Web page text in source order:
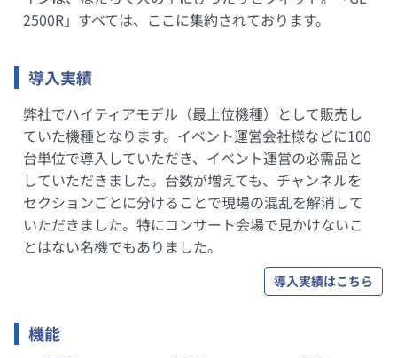
2500R」すべては、ここに集約されております。
導入実績
弊社でハイティアモデル（最上位機種）として販売し
ていた機種となります。イベント運営会社様などに100
台単位で導入していただき、イベント運営の必需品と
していただきました。台数が増えても、チャンネルを
セクションごとに分けることで現場の混乱を解消して
いただきました。特にコンサート会場で見かけないこ
とはない名機でもありました。
導入実績はこちら
機能